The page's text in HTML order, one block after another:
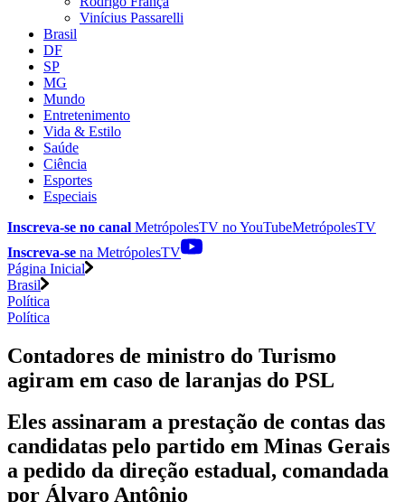
Vinícius Passarelli
Brasil
DF
SP
MG
Mundo
Entretenimento
Vida & Estilo
Saúde
Ciência
Esportes
Especiais
Inscreva-se no canal MetrópolesTV noYouTubeMetrópolesTV
Inscreva-se na MetrópolesTV
Página Inicial
Brasil
Política
Política
Contadores de ministro do Turismo
agiram em caso de laranjas do PSL
Eles assinaram a prestação de contas das
candidatas pelo partido em Minas Gerais
a pedido da direção estadual, comandada
por Álvaro Antônio